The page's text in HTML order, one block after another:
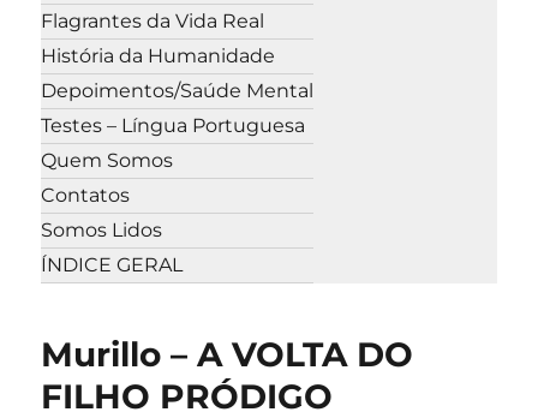
Flagrantes da Vida Real
História da Humanidade
Depoimentos/Saúde Mental
Testes – Língua Portuguesa
Quem Somos
Contatos
Somos Lidos
ÍNDICE GERAL
Murillo – A VOLTA DO
FILHO PRÓDIGO